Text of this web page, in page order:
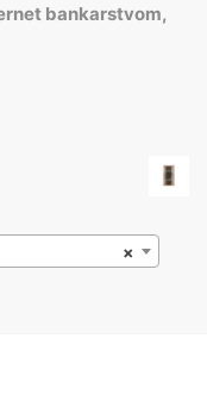
bankarstvom,
×